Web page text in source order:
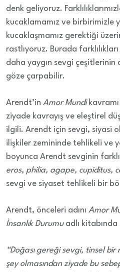
denk geliyoruz.
kucaklamamız ve birbirimizle
kucaklaşmamız gerektiği
rastlıyoruz. Burada
daha yaygın sevgi
göze çarpabilir.
Arendt’in Amor Mundi
ziyade kavrayış ve eleştirel
ilgili. Arendt için sevgi, siyasi
ilişkiler zemininde tehlikeli ve
boyunca Arendt sevginin
eros, philia, agape, cupiditus,
sevgi ve siyaset tehlikeli bir
Arendt, önceleri adını Amor
İnsanlık Durumuadlı kitabında
“Doğası gereği sevgi, tinsel
şey olmasından ziyade bu